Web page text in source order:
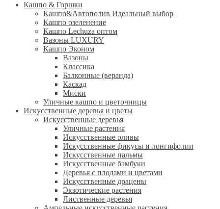
Кашпо & Горшки
Кашпо&Автополив Идеальный выбор
Кашпо озеленение
Кашпо Lechuza оптом
Вазоны LUXURY
Кашпо Эконом
Вазоны
Классика
Балконные (веранда)
Каскад
Миски
Уличные кашпо и цветочницы
Искусственные деревья и цветы
Искусственные деревья
Уличные растения
Искусственные оливы
Искусственные фикусы и лонгифолии
Искусственные пальмы
Искусственные бамбуки
Деревья с плодами и цветами
Искусственные драцены
Экзотические растения
Лиственные деревья